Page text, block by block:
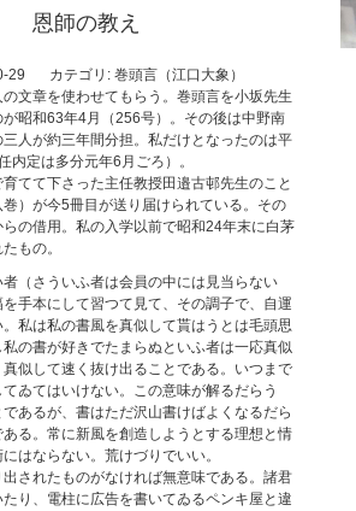
恩師の教え
29 カテゴリ: 巻頭言（江口大象）
文章を使わせてもらう。巻頭言を小坂先生
昭和63年4月（256号）。その後は中野南
人が約三年間分担。私だけとなったのは平
内定は多分元年6月ごろ）。
てて下さった主任教授田邉古邨先生のこと
）が今5冊目が送り届けられている。その
の借用。私の入学以前で昭和24年末に白茅
もの。
（さういふ者は会員の中には見当らない
手本にして習つて見て、その調子で、自運
私は私の書風を真似して貰はうとは毛頭思
の書が好きでたまらぬといふ者は一応真似
似して速く抜け出ることである。いつまで
ゐてはいけない。この意味が解るだらう
あるが、書はただ沢山書けばよくなるだら
る。常に新風を創造しようとする理想と情
はならない。荒けづりでいい。
されたものがなければ無意味である。諸君
り、電柱に広告を書いてゐるペンキ屋と違